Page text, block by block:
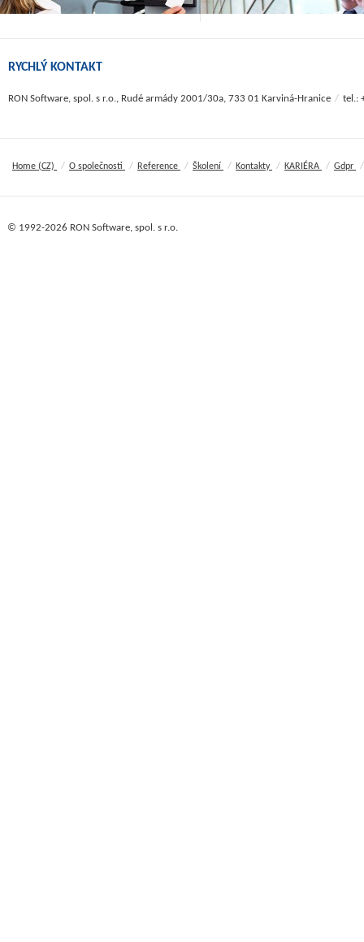
RYCHLÝ KONTAKT
RON Software, spol. s r.o., Rudé armády 2001/30a, 733 01 Karviná-Hranice / tel.:
Home (CZ) / O společnosti / Reference / Školení / Kontakty / KARIÉRA / Gdpr /
© 1992-2026 RON Software, spol. s r.o.